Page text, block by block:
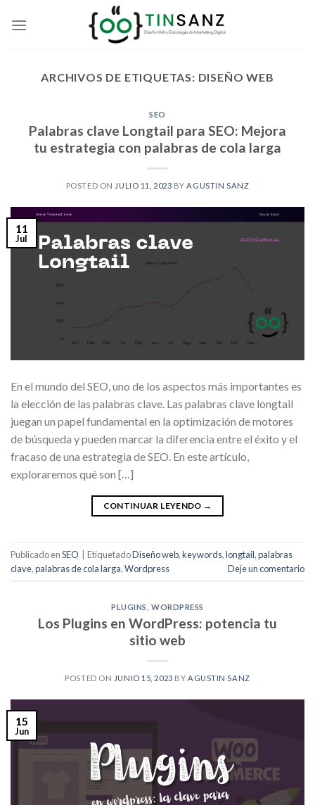
ARCHIVOS DE ETIQUETAS: DISEÑO WEB
SEO
Palabras clave Longtail para SEO: Mejora
tu estrategia con palabras de cola larga
POSTED ON JULIO 11, 2023 BY AGUSTIN SANZ
11
Jul
En el mundo del SEO, uno de los aspectos más importantes es
la elección de las palabras clave. Las palabras clave longtail
juegan un papel fundamental en la optimización de motores
de búsqueda y pueden marcar la diferencia entre el éxito y el
fracaso de una estrategia de SEO. En este artículo,
exploraremos qué son […]
CONTINUAR LEYENDO →
Publicado enSEO EtiquetadoDiseño web,keywords,longtail,palabras
clave,palabras de cola larga,Wordpress Deje un comentario
PLUGINS WORDPRESS
Los Plugins en WordPress: potencia tu
sitio web
POSTED ON JUNIO 15, 2023 BY AGUSTIN SANZ
15
Jun